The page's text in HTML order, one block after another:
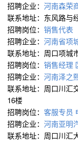
招聘企业： 河南森荣
联系地址：东风路与
招聘岗位： 销售代表
招聘企业： 河南省项
联系地址：周口项城
招聘岗位： 销售经理
招聘企业： 河南泽之
联系地址：周口川汇
16楼
招聘岗位： 客服专员
招聘企业： 河南亚明
联系地址：周口川汇